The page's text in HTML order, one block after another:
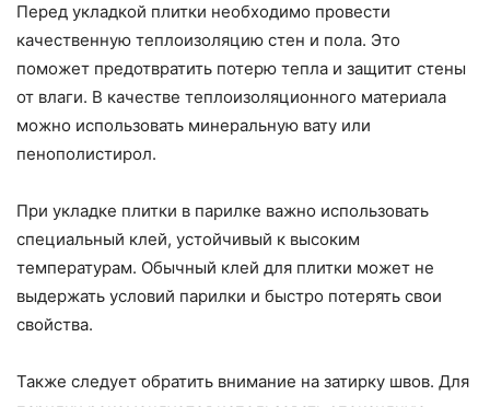
Перед укладкой плитки необходимо провести
качественную теплоизоляцию стен и пола. Это
поможет предотвратить потерю тепла и защитит стены
от влаги. В качестве теплоизоляционного материала
можно использовать минеральную вату или
пенополистирол.
При укладке плитки в парилке важно использовать
специальный клей, устойчивый к высоким
температурам. Обычный клей для плитки может не
выдержать условий парилки и быстро потерять свои
свойства.
Также следует обратить внимание на затирку швов. Для